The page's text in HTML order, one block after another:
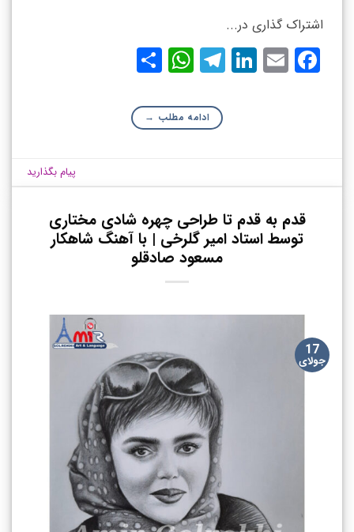
اشتراک گذاری در...
Facebook
Email
LinkedIn
Telegram
WhatsApp
ادامه مطلب →
پیام بگذارید
قدم به قدم تا طراحی چهره شادی مختاری
توسط استاد امیر گلرخی | با آهنگ شاهکار
مسعود صادقلو
17
جولای